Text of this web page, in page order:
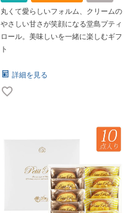
丸くて愛らしいフォルム、クリームの
やさしい甘さが笑顔になる堂島プティ
ロール。美味しいを一緒に楽しむギフ
ト
詳細を見る